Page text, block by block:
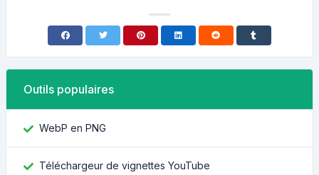
Outils populaires
WebP en PNG
Téléchargeur de vignettes YouTube